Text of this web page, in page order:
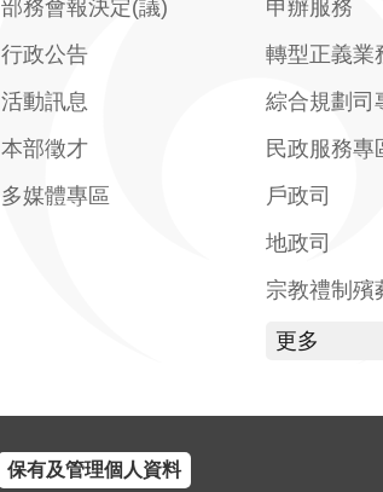
部務會報決定(議)
行政公告
活動訊息
本部徵才
多媒體專區
申辦服務
轉型正義業
綜合規劃司
民政服務專
戶政司
地政司
宗教禮制殯
更多
保有及管理個人資料